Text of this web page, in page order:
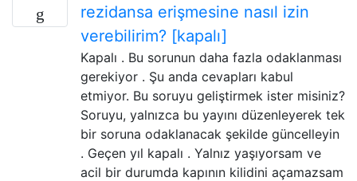
rezidansa erişmesine nasıl izin
verebilirim? [kapalı]
Kapalı . Bu sorunun daha fazla odaklanması
gerekiyor . Şu anda cevapları kabul
etmiyor. Bu soruyu geliştirmek ister misiniz?
Soruyu, yalnızca bu yayını düzenleyerek tek
bir soruna odaklanacak şekilde güncelleyin
. Geçen yıl kapalı . Yalnız yaşıyorsam ve
acil bir durumda kapının kilidini açamazsam